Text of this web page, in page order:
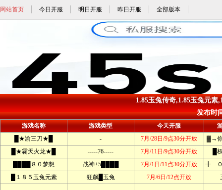
网站首页 今日开服 明日开服 昨日开服 全部版本
1.85玉兔传奇,1.85玉兔元素
发布时
游戏名称 游戏类型 今天开服
█★渝三刀★█
- 7月/28日/9点30分开放
▓→
█★霸天火龙★█
-----76----- 7月/11日/9点30分开放
█
████８０梦想
战神+5████ 7月/1日/11点30分开放
╋ ０
█１８５玉兔元素
狂飙█玉兔 7月/6日/12点开放